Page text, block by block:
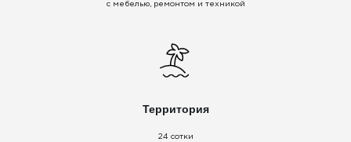
с мебелью, ремонтом и техникой
Территория
24 сотки